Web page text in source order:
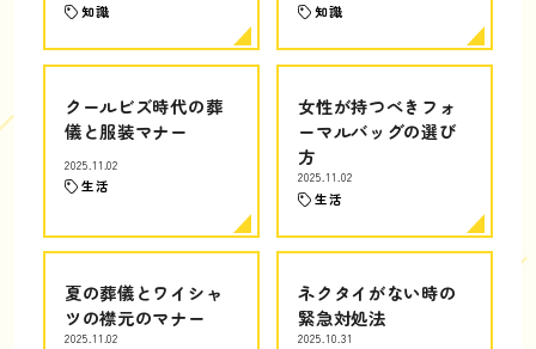
知識 知識
クールビズ時代の葬
儀と服装マナー
2025.11.02
生活
女性が持つべきフォ
ーマルバッグの選び
方
2025.11.02
生活
夏の葬儀とワイシャ
ツの襟元のマナー
2025.11.02
ネクタイがない時の
緊急対処法
2025.10.31